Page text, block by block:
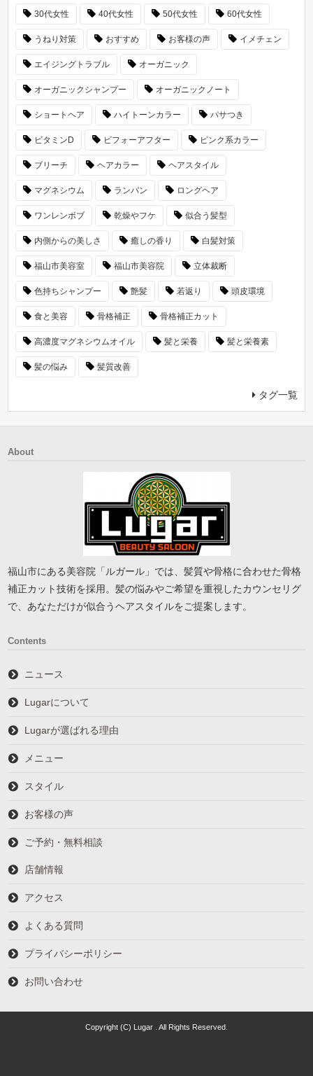
30代女性 40代女性 50代女性 60代女性
うねり対策 おすすめ お客様の声 イメチェン
エイジングトラブル オーガニック
オーガニックシャンプー オーガニックノート
ショートヘア ハイトーンカラー パサつき
ビタミンD ビフォーアフター ピンク系カラー
ブリーチ ヘアカラー ヘアスタイル
マグネシウム ランバン ロングヘア
ワンレンボブ 乾燥やフケ 似合う髪型
内側からの美しさ 癒しの香り 白髪対策
福山市美容室 福山市美容院 立体裁断
色持ちシャンプー 艶髪 若返り 頭皮環境
食と美容 骨格補正 骨格補正カット
高濃度マグネシウムオイル 髪と栄養 髪と栄養素
髪の悩み 髪質改善
タグ一覧
About
福山市にある美容院「ルガール」では、髪質や骨格に合わせた骨格
補正カット技術を採用。髪の悩みやご希望を重視したカウンセリグ
で、あなただけが似合うヘアスタイルをご提案します。
Contents
ニュース
Lugarについて
Lugarが選ばれる理由
メニュー
スタイル
お客様の声
ご予約・無料相談
店舗情報
アクセス
よくある質問
プライバシーポリシー
お問い合わせ
Copyright (C) Lugar . All Rights Reserved.